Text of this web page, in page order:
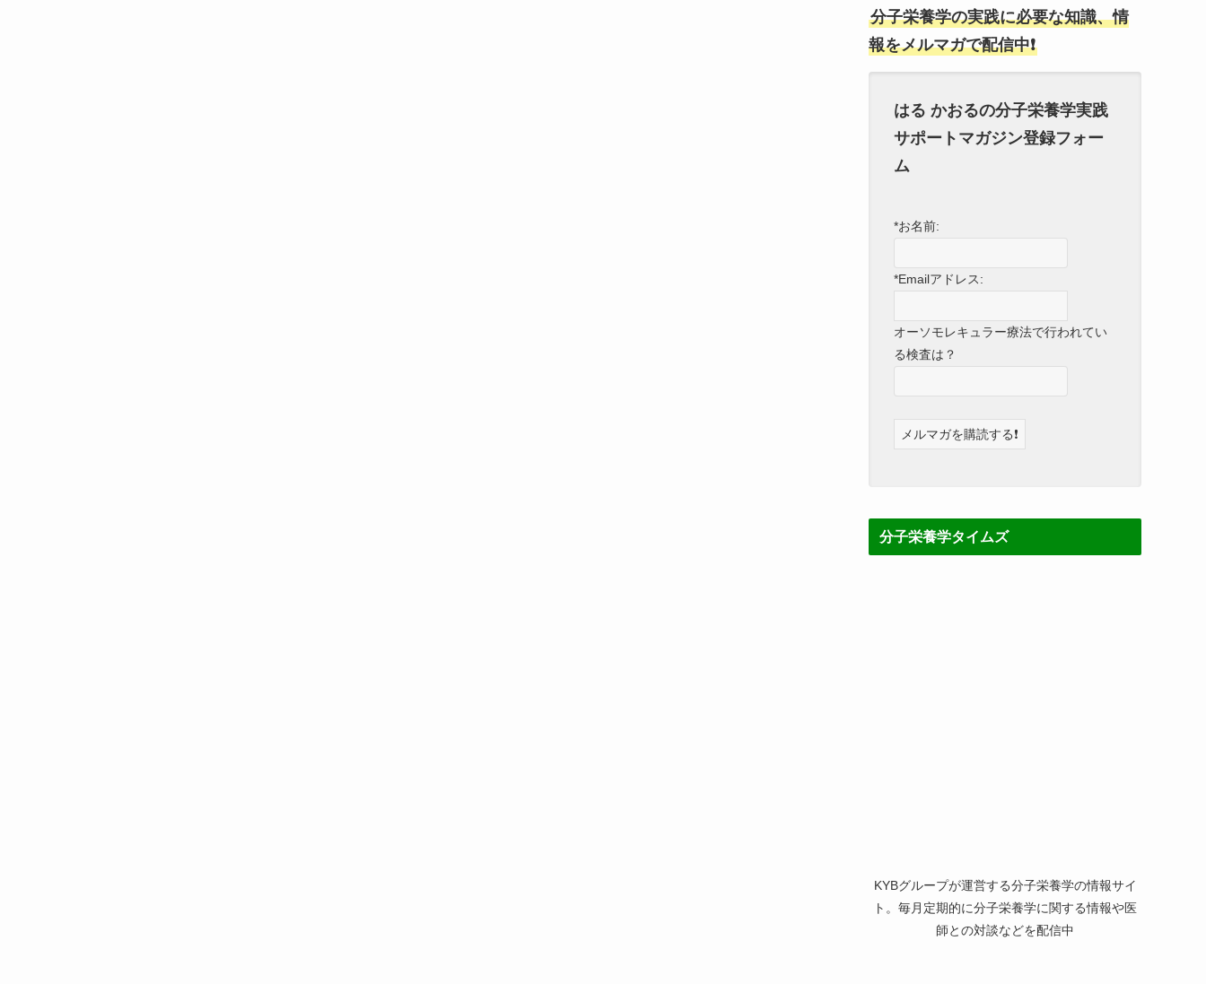
分子栄養学の実践に必要な知識、情
報をメルマガで配信中❗
はる かおるの分子栄養学実践
サポートマガジン登録フォー
ム
*お名前:
*Emailアドレス:
オーソモレキュラー療法で行われてい
る検査は？
分子栄養学タイムズ
KYBグループが運営する分子栄養学の情報サイ
ト。毎月定期的に分子栄養学に関する情報や医
師との対談などを配信中